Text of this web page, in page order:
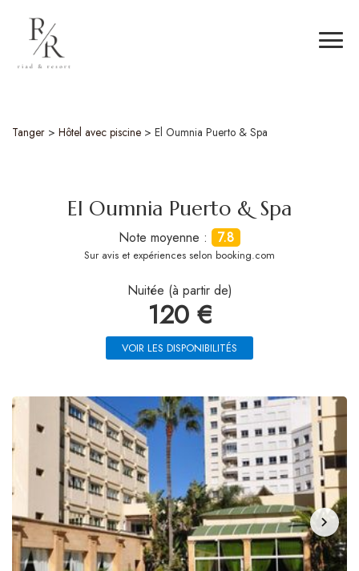
Tanger > Hôtel avec piscine > El Oumnia Puerto & Spa
El Oumnia Puerto & Spa
Note moyenne : 7.8
Sur avis et expériences selon booking.com
Nuitée (à partir de)
120 €
VOIR LES DISPONIBILITÉS
chevron_right